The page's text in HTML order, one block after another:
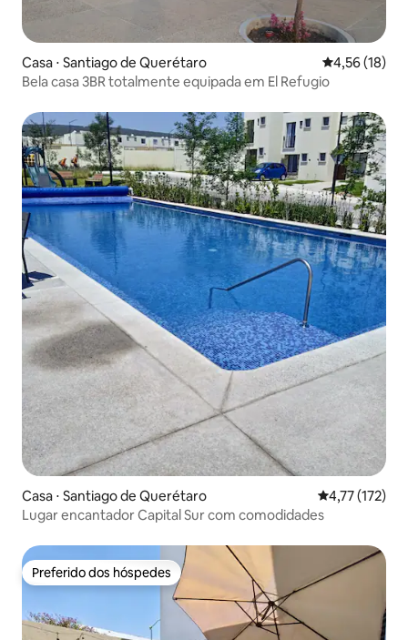
Casa ⋅ Santiago de Querétaro 4,56 de uma
4,56 (18)
Bela casa 3BR totalmente equipada em El Refugio
Casa ⋅ Santiago de Querétaro 4,77 de uma
4,77 (172)
Lugar encantador Capital Sur com comodidades
Preferido dos hóspedes
Preferido dos hóspedes